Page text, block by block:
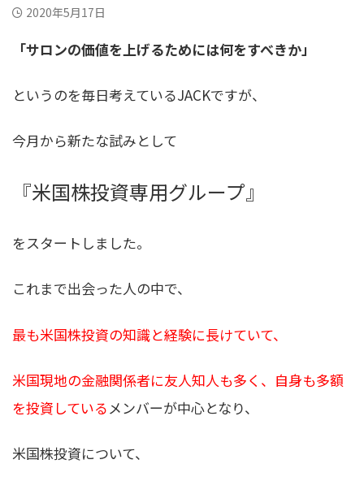
2020年5月17日
「サロンの価値を上げるためには何をすべきか」
というのを毎日考えているJACKですが、
今月から新たな試みとして
『米国株投資専用グループ』
をスタートしました。
これまで出会った人の中で、
最も米国株投資の知識と経験に長けていて、
米国現地の金融関係者に友人知人も多く、自身も多額
を投資している メンバーが中心となり、
米国株投資について、